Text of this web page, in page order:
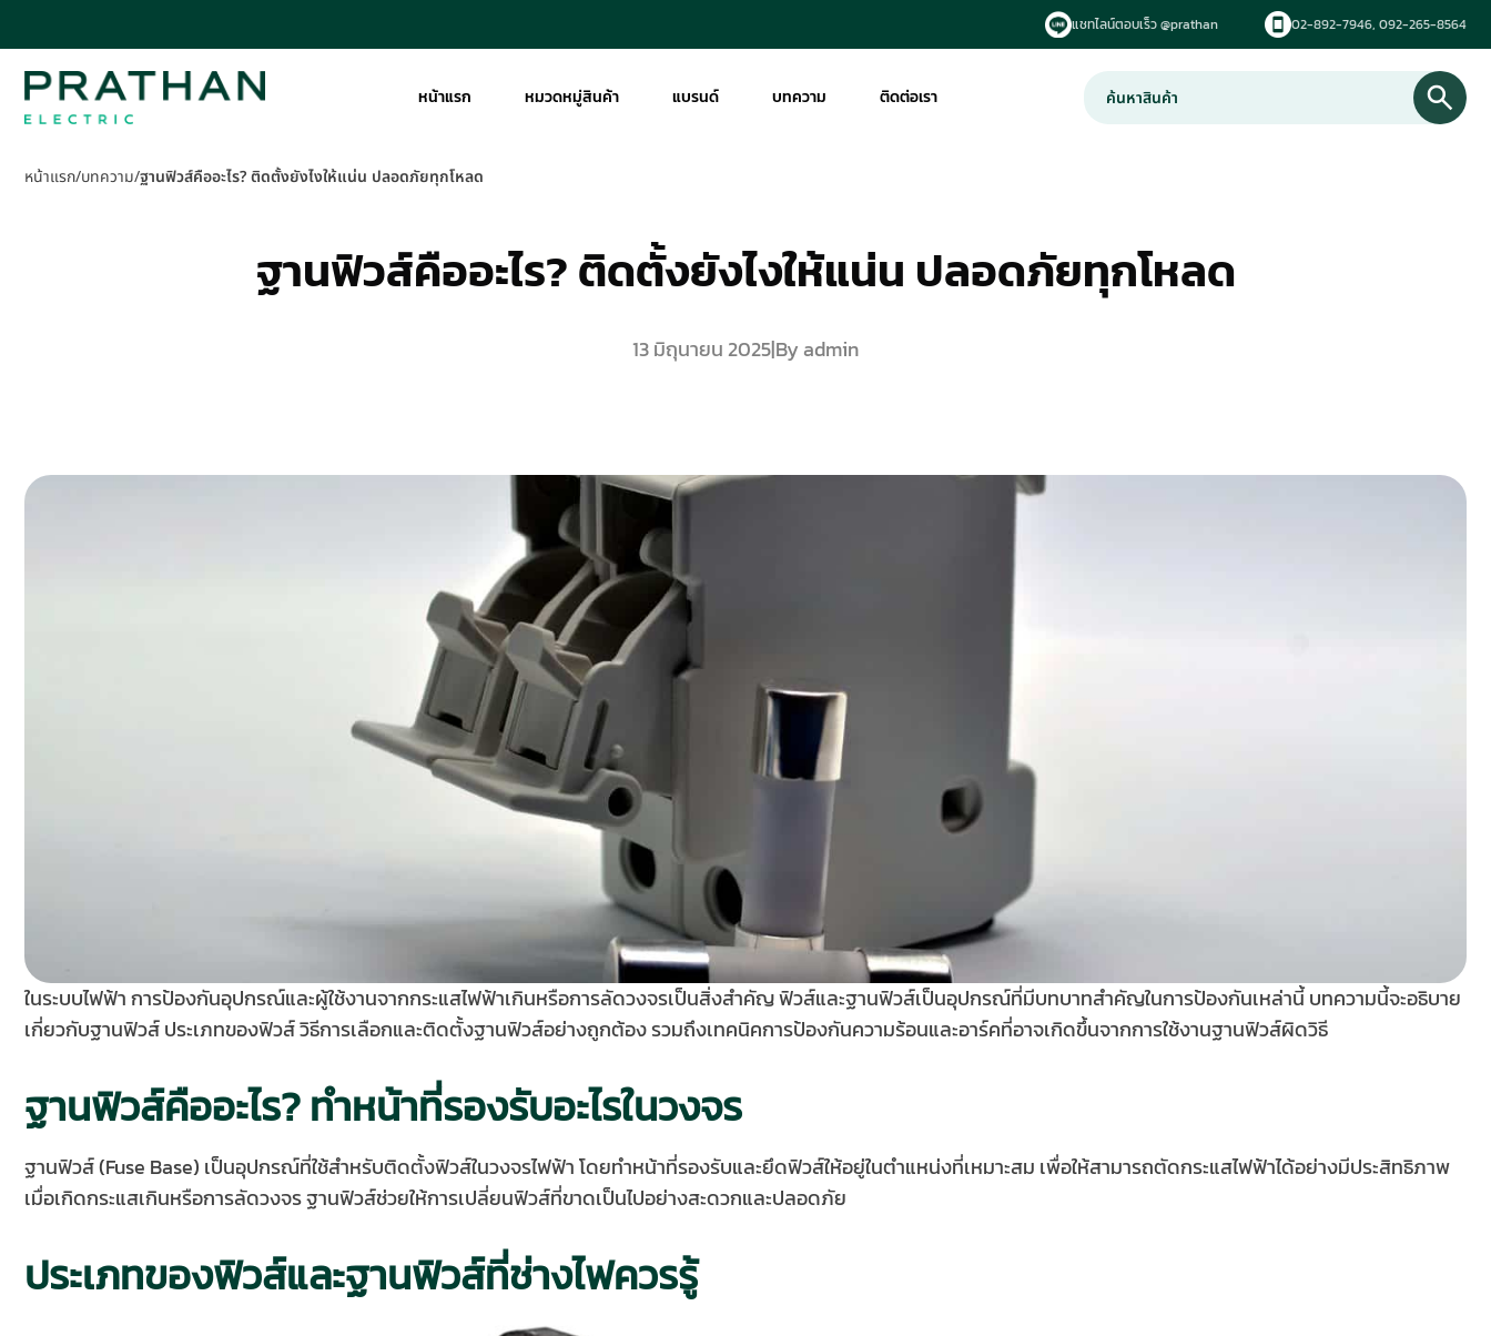
แชทไลน์ตอบเร็ว @prathan 02-892-7946, 092-265-8564
หน้าแรก หมวดหมู่สินค้า แบรนด์ บทความ ติดต่อเรา
หน้าแรก/บทความ/ฐานฟิวส์คืออะไร? ติดตั้งยังไงให้แน่น ปลอดภัยทุกโหลด
ฐานฟิวส์คืออะไร? ติดตั้งยังไงให้แน่น ปลอดภัยทุกโหลด
13 มิถุนายน 2025|By admin
ในระบบไฟฟ้า การป้องกันอุปกรณ์และผู้ใช้งานจากกระแสไฟฟ้าเกินหรือการลัดวงจรเป็นสิ่งสำคัญ ฟิวส์และฐานฟิวส์เป็นอุปกรณ์ที่มีบทบาทสำคัญในการป้องกันเหล่านี้ บทความนี้จะอธิบาย
เกี่ยวกับฐานฟิวส์ ประเภทของฟิวส์ วิธีการเลือกและติดตั้งฐานฟิวส์อย่างถูกต้อง รวมถึงเทคนิคการป้องกันความร้อนและอาร์คที่อาจเกิดขึ้นจากการใช้งานฐานฟิวส์ผิดวิธี
ฐานฟิวส์คืออะไร? ทำหน้าที่รองรับอะไรในวงจร
ฐานฟิวส์ (Fuse Base) เป็นอุปกรณ์ที่ใช้สำหรับติดตั้งฟิวส์ในวงจรไฟฟ้า โดยทำหน้าที่รองรับและยึดฟิวส์ให้อยู่ในตำแหน่งที่เหมาะสม เพื่อให้สามารถตัดกระแสไฟฟ้าได้อย่างมีประสิทธิภาพ
เมื่อเกิดกระแสเกินหรือการลัดวงจร ฐานฟิวส์ช่วยให้การเปลี่ยนฟิวส์ที่ขาดเป็นไปอย่างสะดวกและปลอดภัย
ประเภทของฟิวส์และฐานฟิวส์ที่ช่างไฟควรรู้